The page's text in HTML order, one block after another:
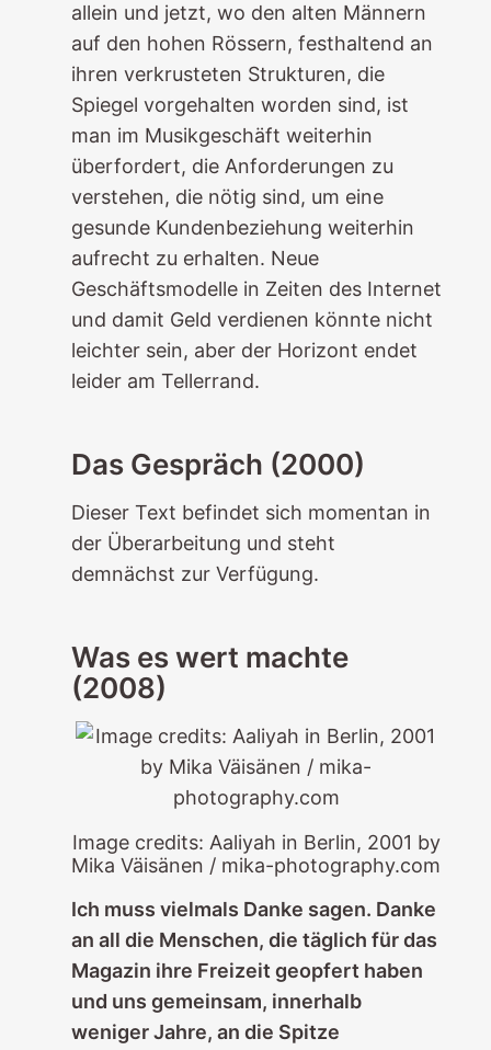
allein und jetzt, wo den alten Männern
auf den hohen Rössern, festhaltend an
ihren verkrusteten Strukturen, die
Spiegel vorgehalten worden sind, ist
man im Musikgeschäft weiterhin
überfordert, die Anforderungen zu
verstehen, die nötig sind, um eine
gesunde Kundenbeziehung weiterhin
aufrecht zu erhalten. Neue
Geschäftsmodelle in Zeiten des Internet
und damit Geld verdienen könnte nicht
leichter sein, aber der Horizont endet
leider am Tellerrand.
Das Gespräch (2000)
Dieser Text befindet sich momentan in
der Überarbeitung und steht
demnächst zur Verfügung.
Was es wert machte
(2008)
Image credits: Aaliyah in Berlin, 2001 by
Mika Väisänen / mika-photography.com
Ich muss vielmals Danke sagen. Danke
an all die Menschen, die täglich für das
Magazin ihre Freizeit geopfert haben
und uns gemeinsam, innerhalb
weniger Jahre, an die Spitze